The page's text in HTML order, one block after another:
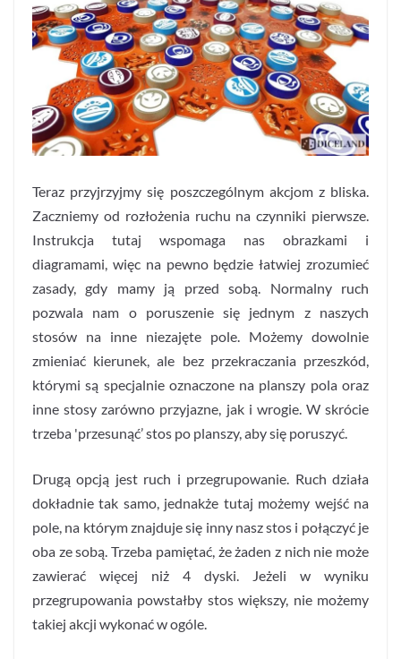
Teraz przyjrzyjmy się poszczególnym akcjom z bliska.
Zaczniemy od rozłożenia ruchu na czynniki pierwsze.
Instrukcja tutaj wspomaga nas obrazkami i
diagramami, więc na pewno będzie łatwiej zrozumieć
zasady, gdy mamy ją przed sobą. Normalny ruch
pozwala nam o poruszenie się jednym z naszych
stosów na inne niezajęte pole. Możemy dowolnie
zmieniać kierunek, ale bez przekraczania przeszkód,
którymi są specjalnie oznaczone na planszy pola oraz
inne stosy zarówno przyjazne, jak i wrogie. W skrócie
trzeba 'przesunąć’ stos po planszy, aby się poruszyć.
Drugą opcją jest ruch i przegrupowanie. Ruch działa
dokładnie tak samo, jednakże tutaj możemy wejść na
pole, na którym znajduje się inny nasz stos i połączyć je
oba ze sobą. Trzeba pamiętać, że żaden z nich nie może
zawierać więcej niż 4 dyski. Jeżeli w wyniku
przegrupowania powstałby stos większy, nie możemy
takiej akcji wykonać w ogóle.